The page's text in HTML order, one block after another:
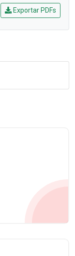
Exportar PDFs